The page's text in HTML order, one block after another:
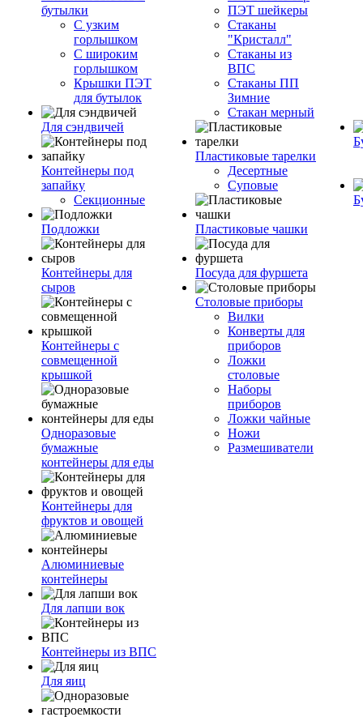
бутылки
С узким
горлышком
С широким
горлышком
Крышки ПЭТ
для бутылок
Для сэндвичей
Контейнеры под
запайку
Секционные
Подложки
Контейнеры для
сыров
Контейнеры с
совмещенной
крышкой
Одноразовые
бумажные
контейнеры для еды
Контейнеры для
фруктов и овощей
Алюминиевые
контейнеры
Для лапши вок
Контейнеры из ВПС
Для яиц
ПЭТ шейкеры
Стаканы
"Кристалл"
Стаканы из
ВПС
Стаканы ПП
Зимние
Стакан мерный
Пластиковые тарелки
Десертные
Суповые
Пластиковые чашки
Посуда для фуршета
Столовые приборы
Вилки
Конверты для
приборов
Ложки
столовые
Наборы
приборов
Ложки чайные
Ножи
Размешиватели